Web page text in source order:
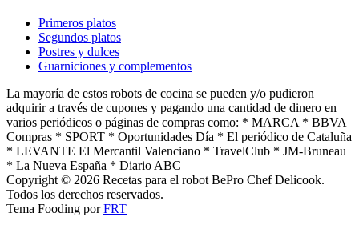
Primeros platos
Segundos platos
Postres y dulces
Guarniciones y complementos
La mayoría de estos robots de cocina se pueden y/o pudieron
adquirir a través de cupones y pagando una cantidad de dinero en
varios periódicos o páginas de compras como: * MARCA * BBVA
Compras * SPORT * Oportunidades Día * El periódico de Cataluña
* LEVANTE El Mercantil Valenciano * TravelClub * JM-Bruneau
* La Nueva España * Diario ABC
Copyright © 2026 Recetas para el robot BePro Chef Delicook.
Todos los derechos reservados.
Tema Fooding porFRT